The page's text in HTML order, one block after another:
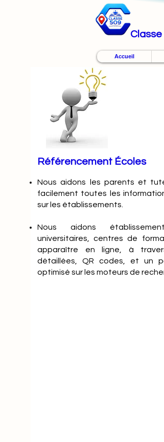
Classe
Accueil
Référencement Écoles
Nousaidons les parents et
facilement toutes les
sur les établissements.
Nous aidons
universitaires, centres de
apparaître en ligne, à
détaillées, QR codes, et un
optimisé sur les moteurs de